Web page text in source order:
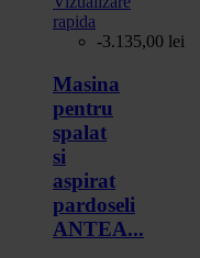
rapida
-3.135,00 lei
Masina
pentru
spalat
si
aspirat
pardoseli
ANTEA...